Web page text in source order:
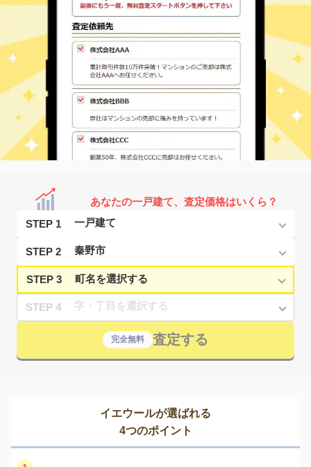
あなたの一戸建て、査定価格はいくら？
STEP 1
STEP 2
STEP 3
STEP 4
完全無料 査定する
イエウールが選ばれる
4つのポイント